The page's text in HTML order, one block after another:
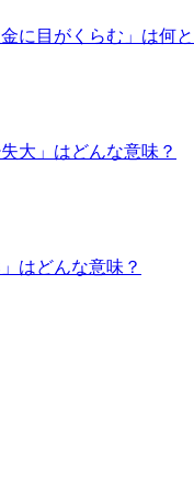
に目がくらむ」は何
大」はどんな意味？
はどんな意味？